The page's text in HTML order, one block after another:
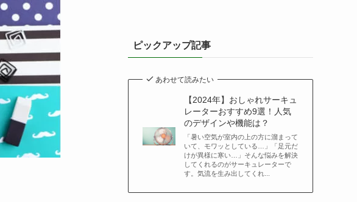
ピックアップ記事
あわせて読みたい
【2024年】おしゃれサーキュ
レーターおすすめ9選！人気
のデザインや機能は？
「暑い空気が室内の上の方に溜まって
いて、モワッとしている…」「足元だ
けが異様に寒い…」そんな悩みを解決
してくれるのがサーキュレーターで
す。気流を生み出してくれ...